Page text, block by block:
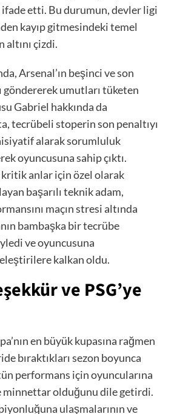
etti. Bu durumun, devler ligi
kayıp gitmesindeki temel
çizdi.
Arsenal’ın beşinci ve son
göndererek umutları tüketen
Gabriel hakkında da
tecrübeli stoperin son penaltıyı
alarak sorumluluk
oyuncusuna sahip çıktı.
anlar için özel olarak
başarılı teknik adam,
maçın stresi altında
bambaşka bir tecrübe
ve oyuncusuna
kalkan oldu.
ve PSG’ye
en büyük kupasına rağmen
bıraktıkları sezon boyunca
performans için oyuncularına
minnettar olduğunu dile getirdi.
ulaşmalarının ve